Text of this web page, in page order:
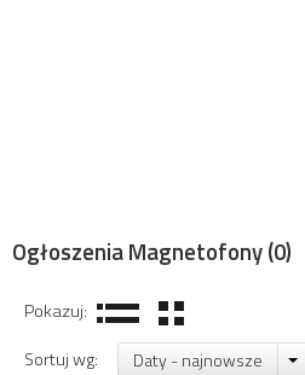
Ogłoszenia Magnetofony(0)
Pokazuj:
Sortuj wg:
Daty - najnowsze